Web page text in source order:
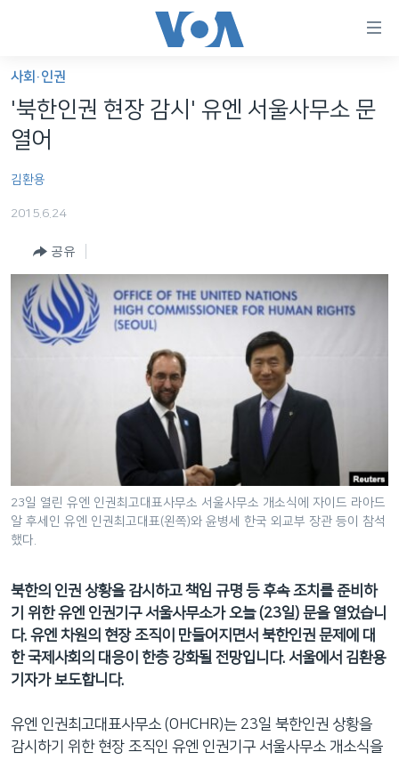
가
능
링
인
션
으
동
검
색
으
로
등
세계
라디오
프로그램
주파수 안내
언어 선택
사회·인권
'북한인권 현장 감시' 유엔 서울사무소 문
열어
김환용
2015.6.24
공유
23일 열린 유엔 인권최고대표사무소 서울사무소 개소식에 자이드 라아드
알 후세인 유엔 인권최고대표(왼쪽)와 윤병세 한국 외교부 장관 등이 참석
했다.
북한의 인권 상황을 감시하고 책임 규명 등 후속 조치를 준비하
기 위한 유엔 인권기구 서울사무소가 오늘 (23일) 문을 열었습니
다. 유엔 차원의 현장 조직이 만들어지면서 북한인권 문제에 대
한 국제사회의 대응이 한층 강화될 전망입니다. 서울에서 김환용
기자가 보도합니다.
유엔 인권최고대표사무소 (OHCHR)는 23일 북한인권 상황을
감시하기 위한 현장 조직인 유엔 인권기구 서울사무소 개소식을